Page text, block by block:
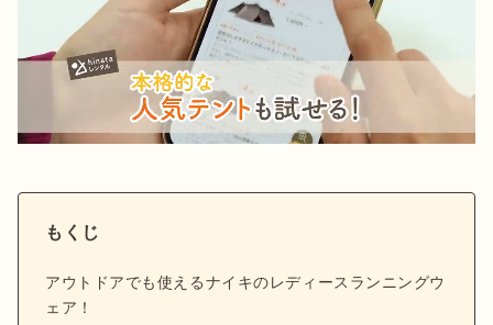
もくじ
アウトドアでも使えるナイキのレディースランニングウ
ェア！